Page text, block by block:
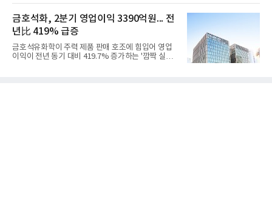
우호적인 환율 효과
라 투자에 나서는 것과 달리, 카카오는 ‘카카오톡’이
라는 플랫폼 경쟁력을 활용한 AI 에이전트 서비스에
집중하는 전략이다. 과거 무리한 사업 확장 과정에서
겪었던 시행착오를 되풀이하지 않고 핵심 역량에 집
중하겠다는 취지로 풀이된다.7일 업계에 따르면 카카
오는 올해 2분기 연결 기준 매출 2조985억원, 영업이
익 2770억원을 기록했다. 전년 동기 대비 매출과 영업
금호석화, 2분기 영업이익 3390억원... 전
년比 419% 급증
금호석유화학이 주력 제품 판매 호조에 힘입어 영업
이익이 전년 동기 대비 419.7% 증가하는 '깜짝 실